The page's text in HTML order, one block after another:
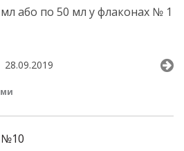
мл або по 50 мл у флаконах № 1
28.09.2019